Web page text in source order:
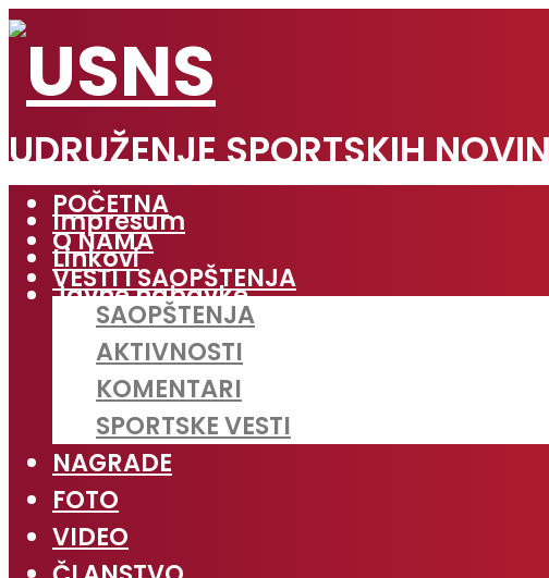
UDRUŽENJE SPORTSKIH
Impresum
Linkovi
Javne nabavke
POČETNA
O NAMA
VESTI I SAOPŠTENJA
SAOPŠTENJA
AKTIVNOSTI
KOMENTARI
SPORTSKE VESTI
NAGRADE
FOTO
VIDEO